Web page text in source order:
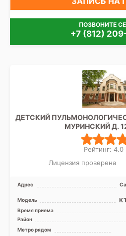
ПОЗВОНИТЕ
+7 (812)
ДЕТСКИЙ
МУРИНСКИЙ Д.
Рейтинг: 4.0
Лицензия проверена
Адрес
Модель
Время приема
Район
Метро рядом